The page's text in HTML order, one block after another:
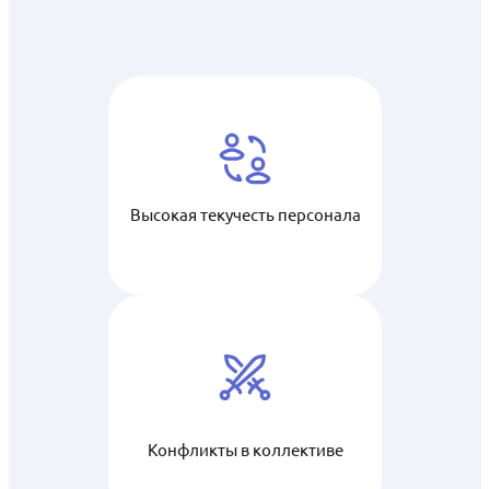
Высокая текучесть персонала
Конфликты в коллективе